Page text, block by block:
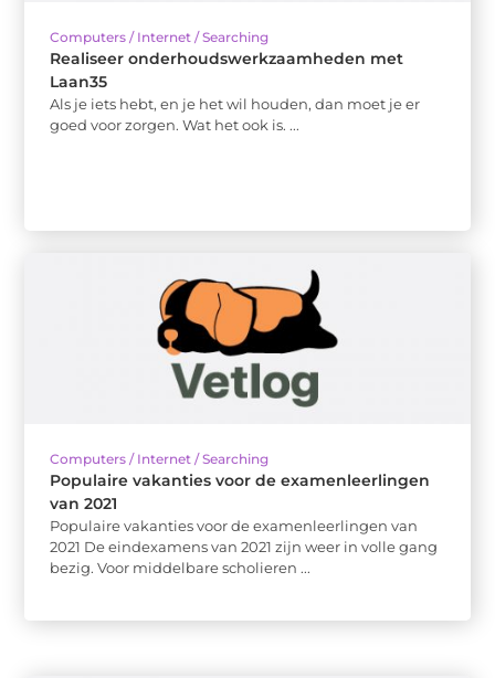
Computers / Internet / Searching
Realiseer onderhoudswerkzaamheden met
Laan35
Als je iets hebt, en je het wil houden, dan moet je er
goed voor zorgen. Wat het ook is. ...
Computers / Internet / Searching
Populaire vakanties voor de examenleerlingen
van 2021
Populaire vakanties voor de examenleerlingen van
2021 De eindexamens van 2021 zijn weer in volle gang
bezig. Voor middelbare scholieren ...